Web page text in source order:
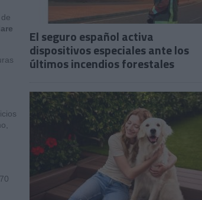
El seguro español activa
dispositivos especiales ante los
últimos incendios forestales